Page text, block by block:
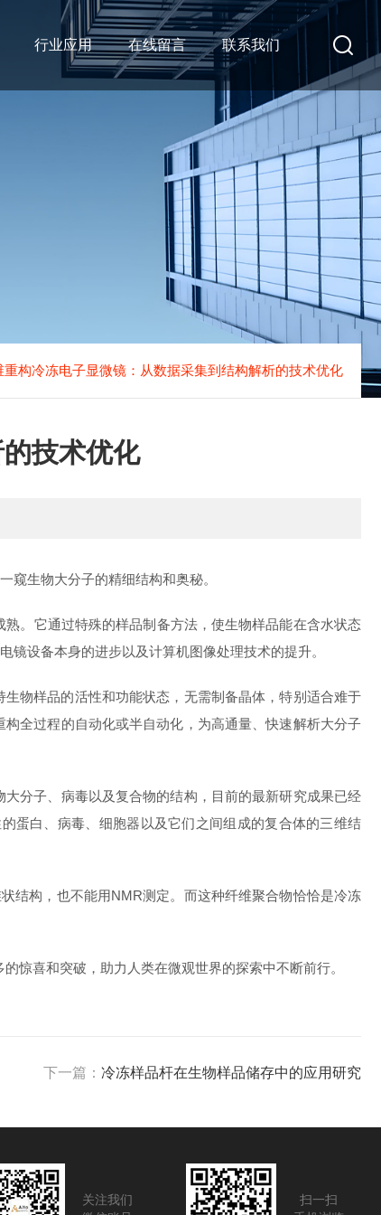
行业应用 在线留言 联系我们
重构冷冻电子显微镜：从数据采集到结构解析的技术优化
技术优化
生物大分子的精细结构和奥秘。
。它通过特殊的样品制备方法，使生物样品能在含水状态
设备本身的进步以及计算机图像处理技术的提升。
物样品的活性和功能状态，无需制备晶体，特别适合难于
全过程的自动化或半自动化，为高通量、快速解析大分子
分子、病毒以及复合物的结构，目前的最新研究成果已经
蛋白、病毒、细胞器以及它们之间组成的复合体的三维结
构，也不能用NMR测定。而这种纤维聚合物恰恰是冷冻
喜和突破，助力人类在微观世界的探索中不断前行。
下一篇： 冷冻样品杆在生物样品储存中的应用研究
关注我们
扫一扫